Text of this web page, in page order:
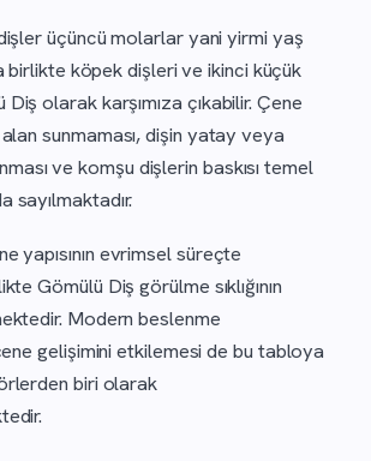
üçüncü molarlar yani yirmi yaş
birlikte köpek dişleri ve ikinci küçük
olarak karşımıza çıkabilir. Çene
sunmaması, dişin yatay veya
ve komşu dişlerin baskısı temel
sayılmaktadır.
yapısının evrimsel süreçte
Gömülü Diş görülme sıklığının
Modern beslenme
çene gelişimini etkilemesi de bu tabloya
biri olarak